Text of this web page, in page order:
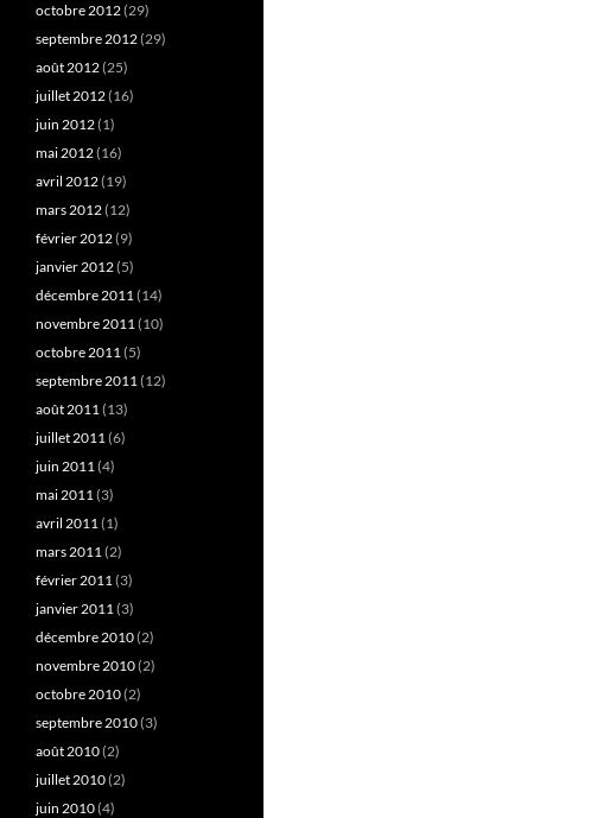
octobre 2012(29)
septembre 2012(29)
août 2012(25)
juillet 2012(16)
juin 2012(1)
mai 2012(16)
avril 2012(19)
mars 2012(12)
février 2012(9)
janvier 2012(5)
décembre 2011(14)
novembre 2011(10)
octobre 2011(5)
septembre 2011(12)
août 2011(13)
juillet 2011(6)
juin 2011(4)
mai 2011(3)
avril 2011(1)
mars 2011(2)
février 2011(3)
janvier 2011(3)
décembre 2010(2)
novembre 2010(2)
octobre 2010(2)
septembre 2010(3)
août 2010(2)
juillet 2010(2)
juin 2010(4)